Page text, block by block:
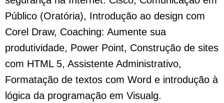
Público (Oratória), Introdução ao design com
Corel Draw, Coaching: Aumente sua
produtividade, Power Point, Construção de sites
com HTML 5, Assistente Administrativo,
Formatação de textos com Word e introdução à
lógica da programação em Visualg.